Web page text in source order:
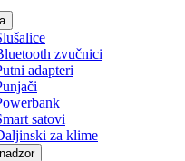
zvučnici
adapteri
satovi
za klime